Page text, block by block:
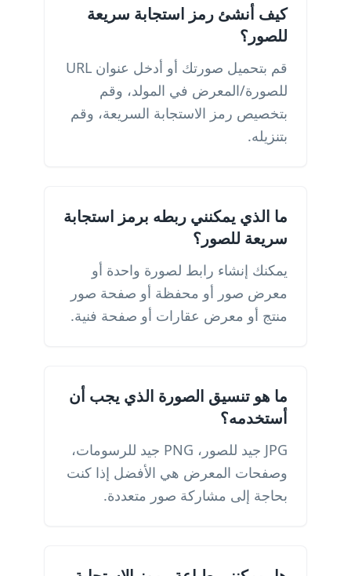
كيف أنشئ رمز استجابة سريعة
للصور؟
قم بتحميل صورتك أو أدخل عنوان URL
للصورة/المعرض في المولد، وقم
بتخصيص رمز الاستجابة السريعة، وقم
بتنزيله.
ما الذي يمكنني ربطه برمز استجابة
سريعة للصور؟
يمكنك إنشاء رابط لصورة واحدة أو
معرض صور أو محفظة أو صفحة صور
منتج أو معرض عقارات أو صفحة فنية.
ما هو تنسيق الصورة الذي يجب أن
أستخدمه؟
JPG جيد للصور، PNG جيد للرسومات،
وصفحات المعرض هي الأفضل إذا كنت
بحاجة إلى مشاركة صور متعددة.